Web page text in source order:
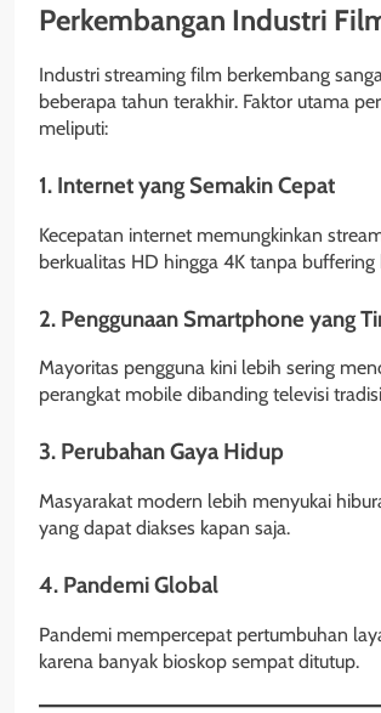
Perkembangan Industri
Industri streaming film berkembang
beberapa tahun terakhir. Faktor utama
meliputi:
1. Internet yang Semakin Cepat
Kecepatan internet memungkinkan
berkualitas HD hingga 4K tanpa buffering
2. Penggunaan Smartphone yang
Mayoritas pengguna kini lebih sering
perangkat mobile dibanding televisi
3. Perubahan Gaya Hidup
Masyarakat modern lebih menyukai
yang dapat diakses kapan saja.
4. Pandemi Global
Pandemi mempercepat pertumbuhan
karena banyak bioskop sempat ditutup.